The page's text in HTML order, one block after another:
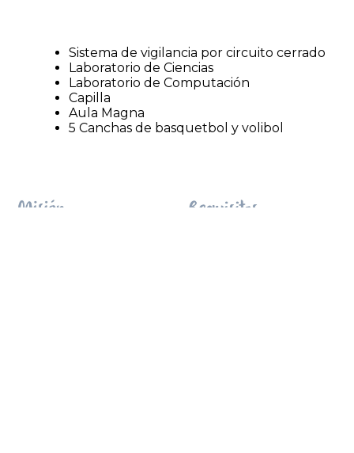
Sistema de vigilancia por circuito cerrado
Laboratorio de Ciencias
Laboratorio de Computación
Capilla
Aula Magna
5 Canchas de basquetbol y volibol